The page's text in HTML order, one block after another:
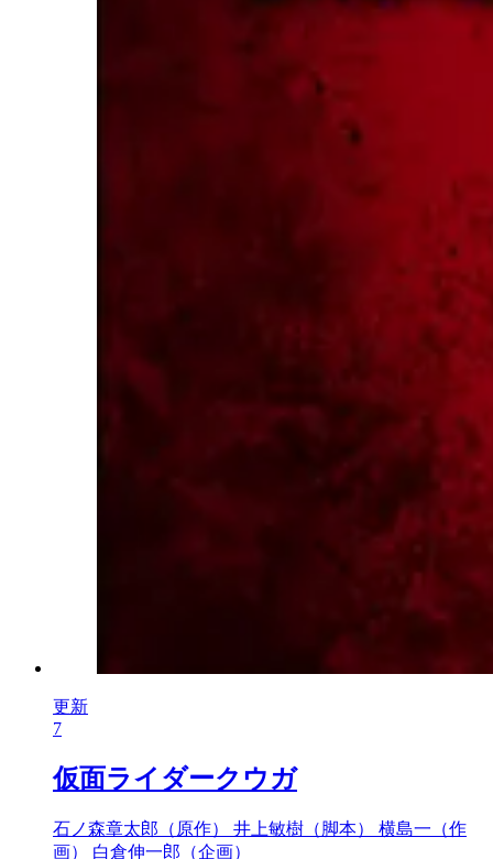
更新
7
仮面ライダークウガ
石ノ森章太郎（原作） 井上敏樹（脚本） 横島一（作
画） 白倉伸一郎（企画）